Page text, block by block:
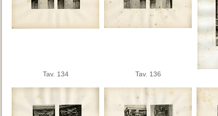
Tav. 134 Tav. 136